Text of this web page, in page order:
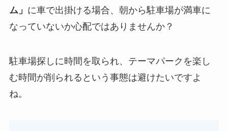
ム」 に車で出掛ける場合、朝から駐車場が満車に
なっていないか心配ではありませんか？
駐車場探しに時間を取られ、テーマパークを楽し
む時間が削られるという事態は避けたいですよ
ね。